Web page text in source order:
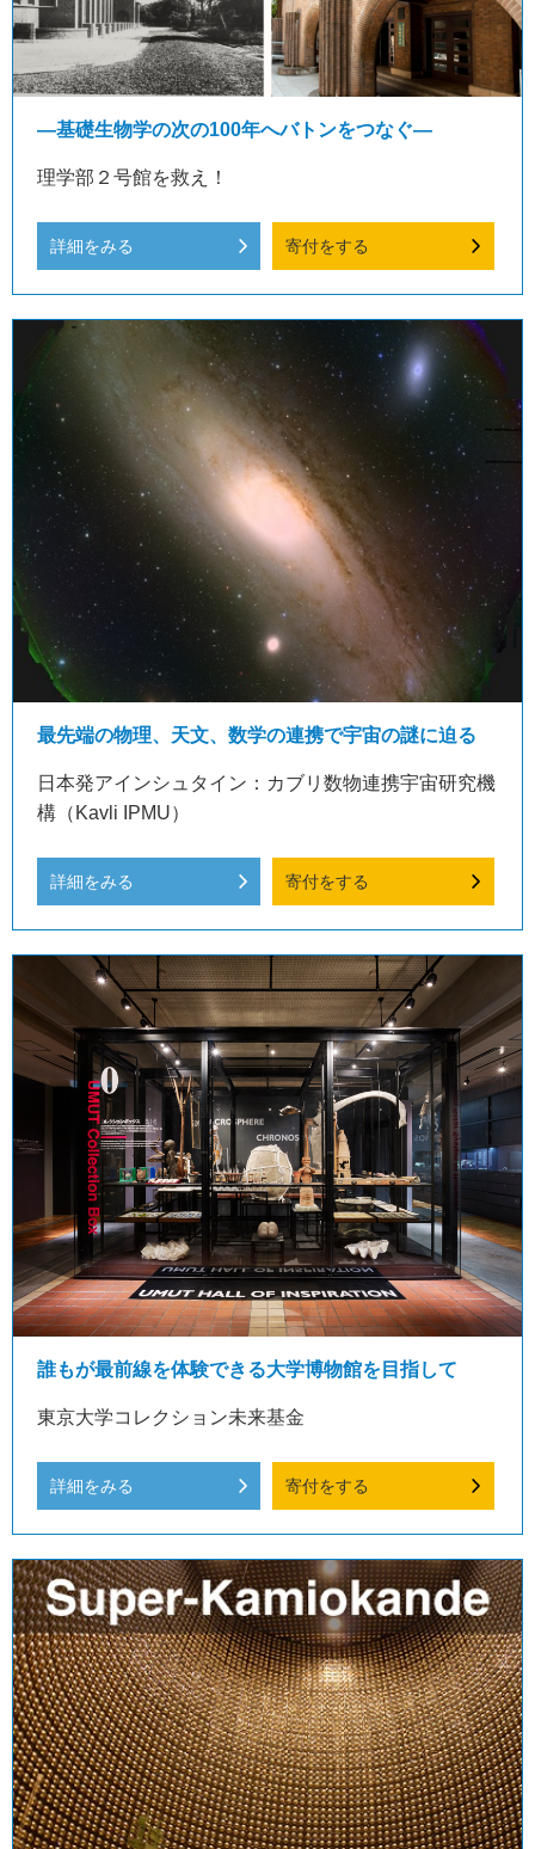
—基礎生物学の次の100年へバトンをつなぐ—
理学部２号館を救え！
詳細をみる 寄付をする
最先端の物理、天文、数学の連携で宇宙の謎に迫る
日本発アインシュタイン：カブリ数物連携宇宙研究機
構（Kavli IPMU）
詳細をみる 寄付をする
誰もが最前線を体験できる大学博物館を目指して
東京大学コレクション未来基金
詳細をみる 寄付をする